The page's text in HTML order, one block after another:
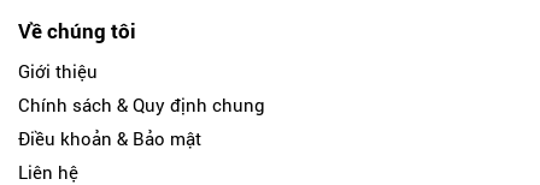
Về chúng tôi
Giới thiệu
Chính sách & Quy định chung
Điều khoản & Bảo mật
Liên hệ